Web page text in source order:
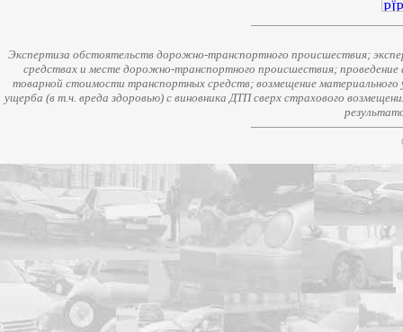
Экспертиза обстоятельств дорожно-транспортного происшествия;
средствах и месте дорожно-транспортного происшествия;
товарной стоимости транспортных средств; возмещение
ущерба (в т.ч. вреда здоровью) с виновника ДТП сверх страхового